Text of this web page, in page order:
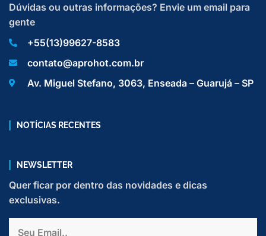
Dúvidas ou outras informações? Envie um email para
gente
+55(13)99627-8583
contato@aprohot.com.br
Av. Miguel Stefano, 3063, Enseada – Guarujá – SP
NOTÍCIAS RECENTES
NEWSLETTER
Quer ficar por dentro das novidades e dicas
exclusivas.